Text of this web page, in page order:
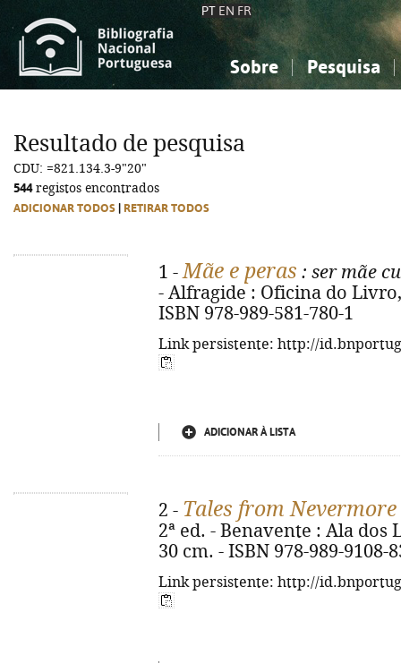
PT EN FR
Sobre Pesquisa
Ciências sociais...
Ciências sociais...
Resultado de pesquisa
CDU: =821.134.3-9"20"
544registos encontrados
ADICIONAR TODOS RETIRAR TODOS
1 -Mãe e peras : ser mãe
- Alfragide : Oficina do
ISBN 978-989-581-780-1
Link persistente: http://
ADICIONAR À LISTA
2 - Tales from Nevermore
2ª ed. - Benavente : Ala dos
30 cm. - ISBN 978-989-9108-
Link persistente: http://